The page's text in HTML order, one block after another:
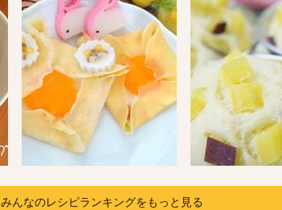
みんなのレシピランキングをもっと見る